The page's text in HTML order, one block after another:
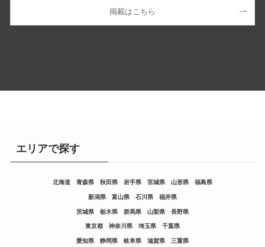
掲載はこちら
エリアで探す
北海道 青森県 秋田県 岩手県 宮城県 山形県 福島県
新潟県 富山県 石川県 福井県
茨城県 栃木県 群馬県 山梨県 長野県
東京都 神奈川県 埼玉県 千葉県
愛知県 静岡県 岐阜県 滋賀県 三重県